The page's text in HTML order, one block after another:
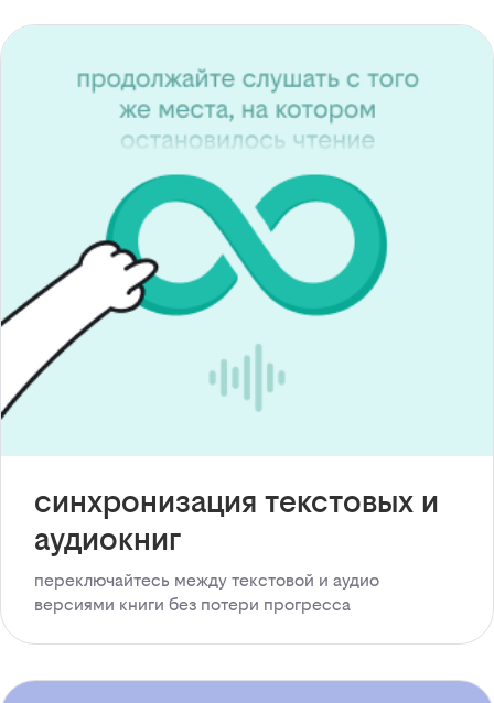
синхронизация текстовых и
аудиокниг
переключайтесь между текстовой и аудио
версиями книги без потери прогресса